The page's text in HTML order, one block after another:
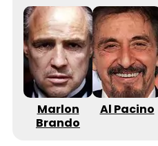
Marlon
Brando
Al Pacino